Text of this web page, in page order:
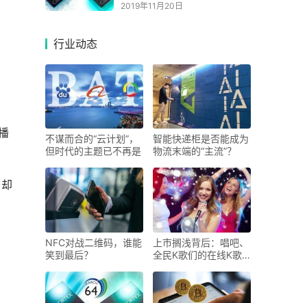
2019年11月20日
行业动态
不谋而合的“云计划”，
但时代的主题已不再是
智能快递柜是否能成为
物流末端的“主流”？
NFC对战二维码，谁能
笑到最后？
上市搁浅背后：唱吧、
全民K歌们的在线K歌